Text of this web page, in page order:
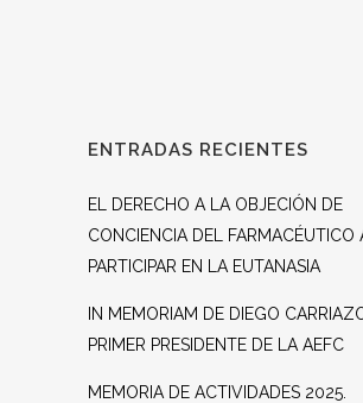
ENTRADAS RECIENTES
EL DERECHO A LA OBJECIÓN DE
CONCIENCIA DEL FARMACÉUTICO
PARTICIPAR EN LA EUTANASIA
IN MEMORIAM DE DIEGO
PRIMER PRESIDENTE DE LA AEFC
MEMORIA DE ACTIVIDADES 2025.